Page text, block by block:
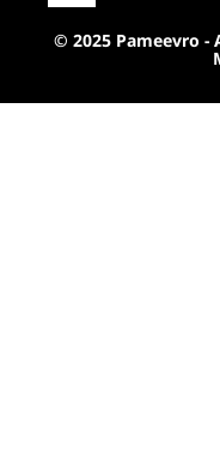
© 2025 Pameevro -